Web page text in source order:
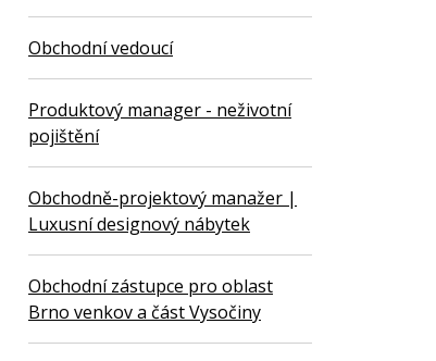
Obchodní vedoucí
Produktový manager - neživotní
pojištění
Obchodně-projektový manažer |
Luxusní designový nábytek
Obchodní zástupce pro oblast
Brno venkov a část Vysočiny